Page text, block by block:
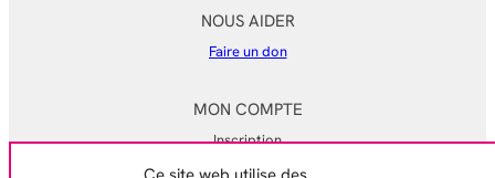
NOUS AIDER
Faire un don
MON COMPTE
Inscription
Mon compte